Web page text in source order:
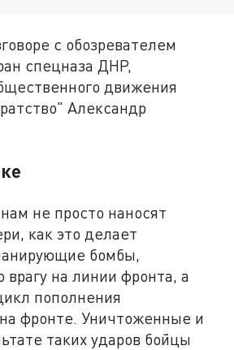
с обозревателем
спецназа ДНР,
движения
Александр
не просто наносят
как это делает
бомбы,
на линии фронта, а
пополнения
фронте. Уничтоженные и
таких ударов бойцы